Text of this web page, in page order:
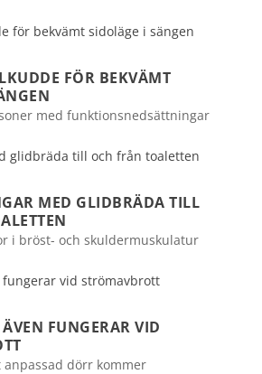
FÖR BEKVÄMT
med funktionsnedsättningar
MED GLIDBRÄDA TILL
i bröst- och skuldermuskulatur
FUNGERAR VID
anpassad dörr kommer